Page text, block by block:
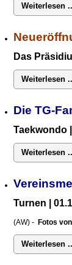
Weiterlesen
Das
Weiterlesen
Die TG-
Taekwondo
Weiterlesen
Turnen |
(AW) -Fotos
Weiterlesen